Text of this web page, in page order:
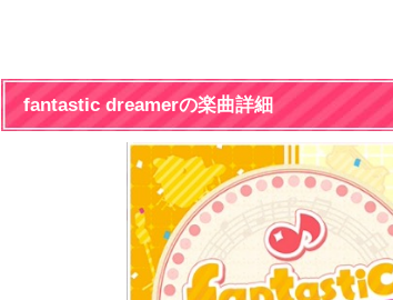
fantastic dreamerの楽曲詳細